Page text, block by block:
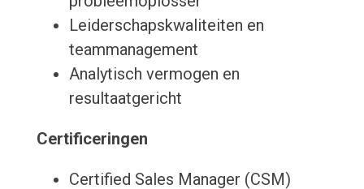
Leiderschapskwaliteiten en
teammanagement
Analytisch vermogen en
resultaatgericht
Certificeringen
Certified Sales Manager (CSM)